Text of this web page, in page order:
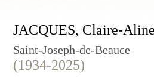
JACQUES, Claire-
Saint-Joseph-de-Beauce
(1934-2025)